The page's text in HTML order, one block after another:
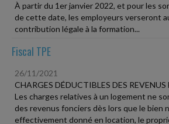
À partir du 1er janvier 2022, et pour les
de cette date, les employeurs verseront
contribution légale à la formation...
Fiscal TPE
26/11/2021
CHARGES DÉDUCTIBLES DES REVENUS
Les charges relatives à un logement ne
des revenus fonciers dès lors que le bien
effectivement donné en location, le